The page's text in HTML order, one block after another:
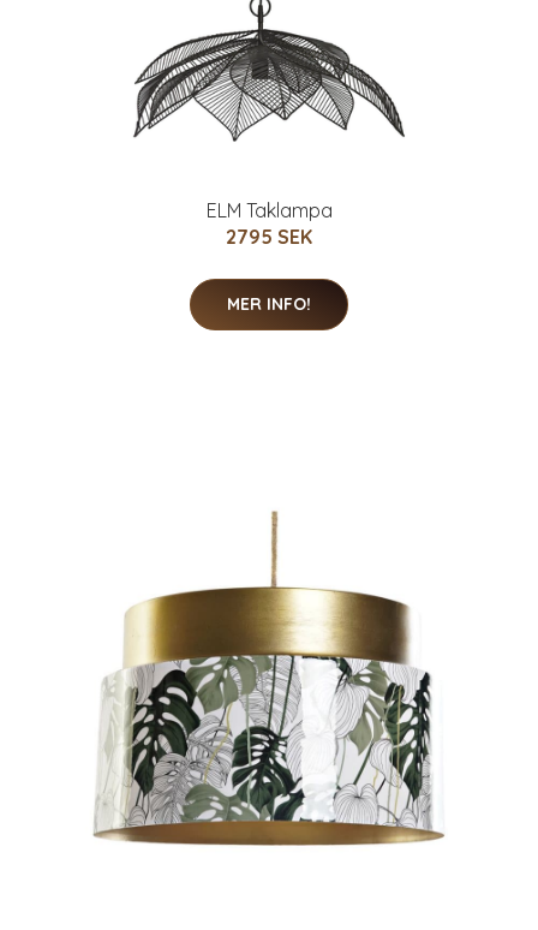
ELM Taklampa
2795 SEK
MER INFO!